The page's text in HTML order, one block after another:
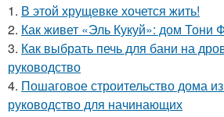
1. В этой хрущевке хочется жить!
2. Как живет «Эль Кукуй»: дом Тони
3. Как выбрать печь для бани на
руководство
4. Пошаговое строительство дома
руководство для начинающих